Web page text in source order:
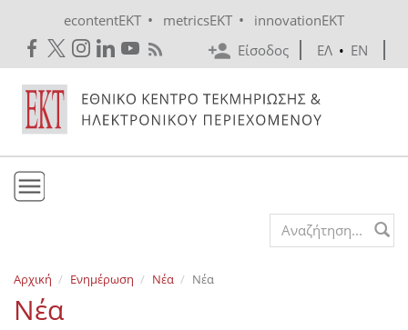
econtentEKT • metricsEKT •
innovationEKT
Είσοδος
ΕΛ • EN
Εκδόσεις
Ενημέρωση
Search form
Αρχική Ενημέρωση Νέα Νέα
Νέα